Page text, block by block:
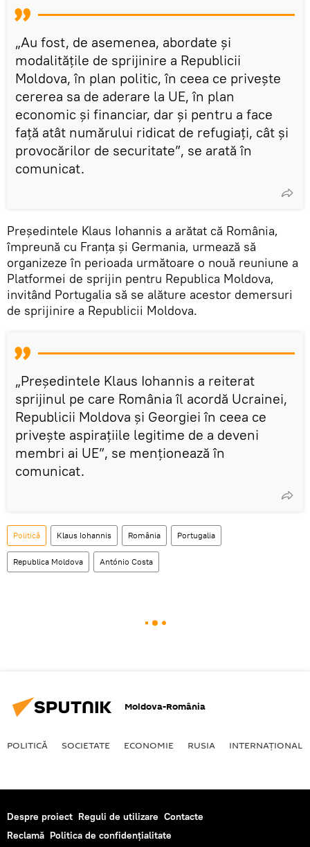
„Au fost, de asemenea, abordate și
modalitățile de sprijinire a Republicii
Moldova, în plan politic, în ceea ce privește
cererea sa de aderare la UE, în plan
economic și financiar, dar și pentru a face
față atât numărului ridicat de refugiați, cât și
provocărilor de securitate”, se arată în
comunicat.
Președintele Klaus Iohannis a arătat că România,
împreună cu Franța și Germania, urmează să
organizeze în perioada următoare o nouă reuniune a
Platformei de sprijin pentru Republica Moldova,
invitând Portugalia să se alăture acestor demersuri
de sprijinire a Republicii Moldova.
„Președintele Klaus Iohannis a reiterat
sprijinul pe care România îl acordă Ucrainei,
Republicii Moldova și Georgiei în ceea ce
privește aspirațiile legitime de a deveni
membri ai UE”, se menționează în
comunicat.
Politică Klaus Iohannis România Portugalia
Republica Moldova António Costa
Moldova-România
POLITICĂ SOCIETATE ECONOMIE RUSIA INTERNAŢIONAL
Despre proiect Reguli de utilizare Contacte
Reclamă Politica de confidențialitate